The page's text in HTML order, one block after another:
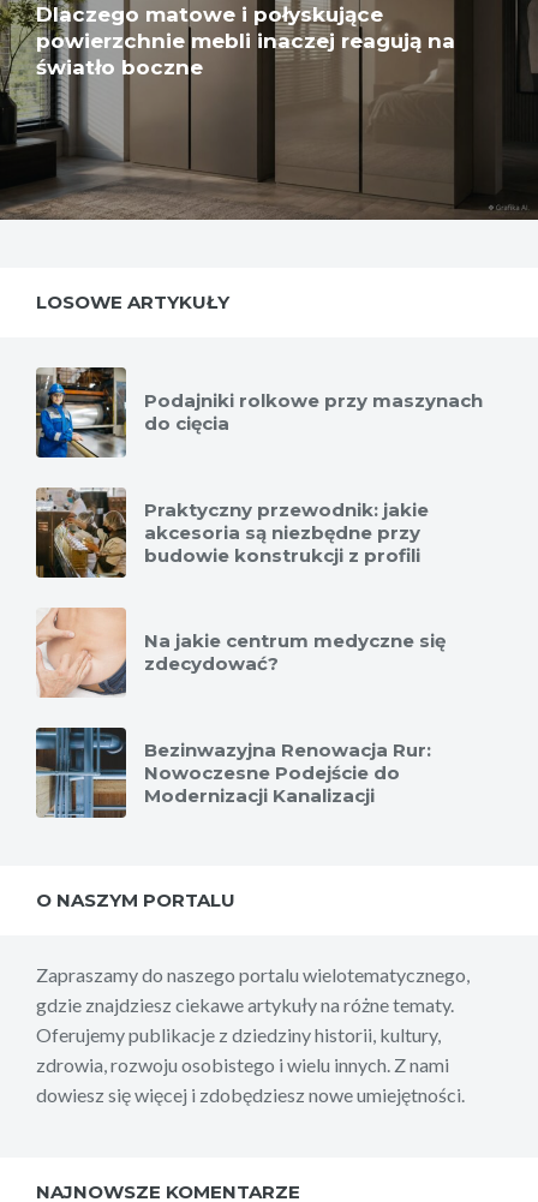
Dlaczego matowe i połyskujące
powierzchnie mebli inaczej reagują na
światło boczne
LOSOWE ARTYKUŁY
Podajniki rolkowe przy maszynach
do cięcia
Praktyczny przewodnik: jakie
akcesoria są niezbędne przy
budowie konstrukcji z profili
Na jakie centrum medyczne się
zdecydować?
Bezinwazyjna Renowacja Rur:
Nowoczesne Podejście do
Modernizacji Kanalizacji
O NASZYM PORTALU
Zapraszamy do naszego portalu wielotematycznego,
gdzie znajdziesz ciekawe artykuły na różne tematy.
Oferujemy publikacje z dziedziny historii, kultury,
zdrowia, rozwoju osobistego i wielu innych. Z nami
dowiesz się więcej i zdobędziesz nowe umiejętności.
NAJNOWSZE KOMENTARZE